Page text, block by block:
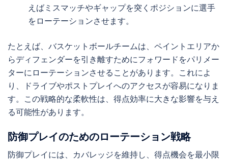
えばミスマッチやギャップを突くポジションに選手
をローテーションさせます。
たとえば、バスケットボールチームは、ペイントエリアか
らディフェンダーを引き離すためにフォワードをパリメー
ターにローテーションさせることがあります。これによ
り、ドライブやポストプレイへのアクセスが容易になりま
す。この戦略的な柔軟性は、得点効率に大きな影響を与え
る可能性があります。
防御プレイのためのローテーション戦略
防御プレイには、カバレッジを維持し、得点機会を最小限